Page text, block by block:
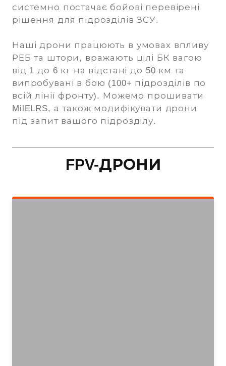
системно постачає бойові перевірені
рішення для підрозділів ЗСУ.
Наші дрони працюють в умовах впливу
РЕБ та штори, вражають цілі БК вагою
від 1 до 6 кг на відстані до 50 км та
випробувані в бою (100+ підрозділів по
всій лінії фронту). Можемо прошивати
MilELRS, а також модифікувати дрони
під запит вашого підрозділу.
FPV-ДРОНИ